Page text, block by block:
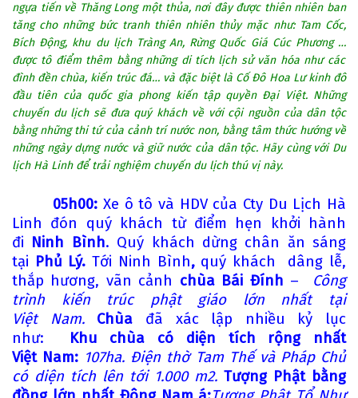
ngựa tiến về Thăng Long một thủa, nơi đây được thiên nhiên ban
tăng cho những bức tranh thiên nhiên thủy mặc như: Tam Cốc,
Bích Động, khu du lịch Tràng An, Rừng Quốc Giá Cúc Phương …
được tô điểm thêm bằng những di tích lịch sử văn hóa như các
đình đền chùa, kiến trúc đá…và đặc biệt là Cố Đô Hoa Lư kinh đô
đầu tiên của quốc gia phong kiến tập quyền Đại Việt. Những
chuyến du lịch sẽ đưa quý khách về với cội nguồn của dân tộc
bằng những thi tứ của cảnh trí nước non, bằng tâm thức hướng về
những ngày dựng nước và giữ nước của dân tộc. Hãy cùng với Du
lịch Hà Linh để trải nghiệm chuyến du lịch thú vị này.
05h00: Xe ô tô và HDV của Cty Du Lịch Hà
Linh đón quý khách từ điểm hẹn khởi hành
đi Ninh Bình. Quý khách dừng chân ăn sáng
tại Phủ Lý.Tới Ninh Bình, quý khách dâng lễ,
thắp hương, vãn cảnh chùa Bái Đính – Công
trình kiến trúc phật giáo lớn nhất tại
Việt Nam.
Chùa đã xác lập nhiều kỷ lục
như:
Khu chùa có diện tích rộng nhất
Việt Nam: 107ha. Điện thờ Tam Thế và Pháp Chủ
có diện tích lên tới 1.000 m2. Tượng Phật bằng